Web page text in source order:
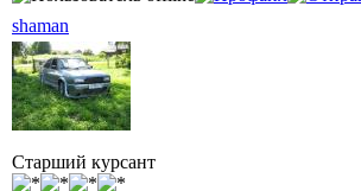
shaman
Старший курсант